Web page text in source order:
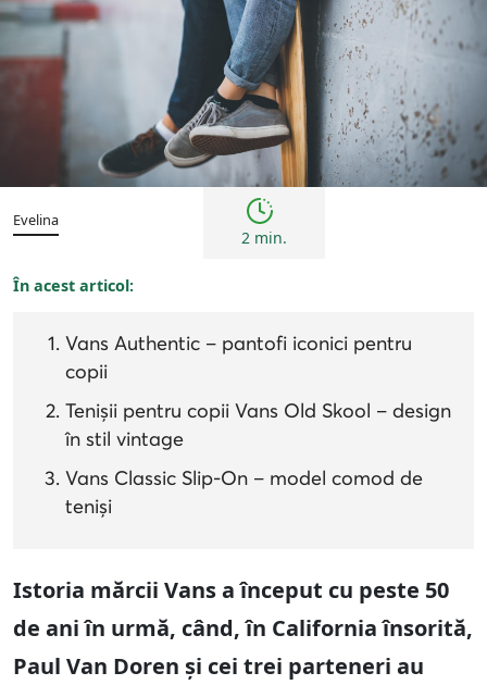
Copii
Evelina
2 min.
În acest articol:
Vans Authentic – pantofi iconici pentru
copii
Tenișii pentru copii Vans Old Skool – design
în stil vintage
Vans Classic Slip-On – model comod de
teniși
Istoria mărcii Vans a început cu peste 50
de ani în urmă, când, în California însorită,
Paul Van Doren și cei trei parteneri au